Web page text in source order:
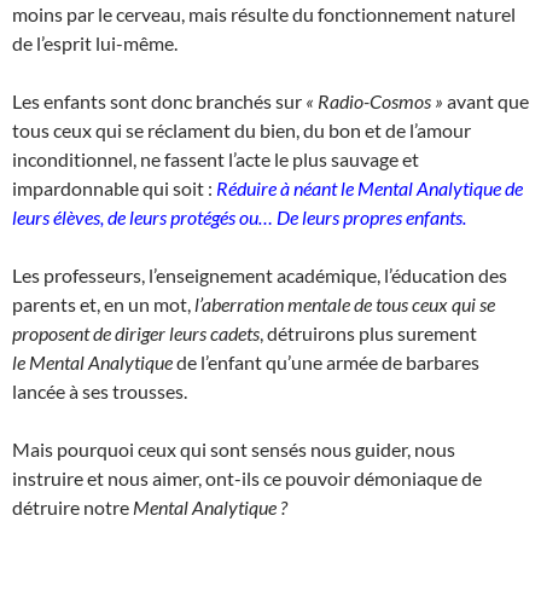
moins par le cerveau, mais résulte du fonctionnement naturel
de l’esprit lui-même.
Les enfants sont donc branchés sur « Radio-Cosmos » avant que
tous ceux qui se réclament du bien, du bon et de l’amour
inconditionnel, ne fassent l’acte le plus sauvage et
impardonnable qui soit : Réduire à néant le Mental Analytique de
leurs élèves, de leurs protégés ou…
De leurs propres enfants.
Les professeurs, l’enseignement académique, l’éducation des
parents et, en un mot, l’aberration mentale de tous ceux qui se
proposent de diriger leurs cadets , détruirons plus surement
le Mental Analytiquede l’enfant qu’une armée de barbares
lancée à ses trousses.
Mais pourquoi ceux qui sont sensés nous guider, nous
instruire et nous aimer, ont-ils ce pouvoir démoniaque de
détruire notre Mental Analytique ?